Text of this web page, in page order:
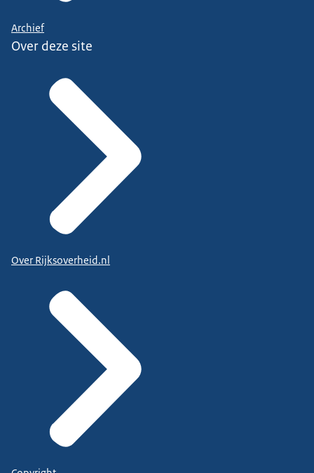
Archief
Over deze site
Over Rijksoverheid.nl